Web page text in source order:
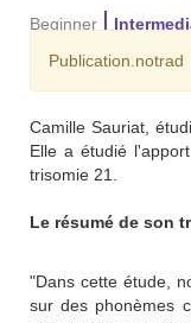
Beginner
Publication.notrad
Camille Sauriat,
Elle a étudié
trisomie 21.
Le résumé de son
"Dans cette étude,
sur des phonèmes